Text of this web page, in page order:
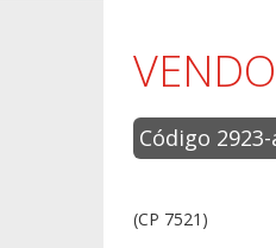
Código 2923-
(CP 7521)